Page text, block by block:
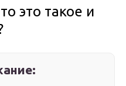
это такое и